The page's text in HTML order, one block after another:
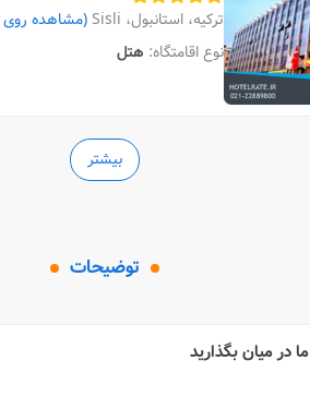
ترکیه، استانبول، Sisli
(مشاهده روی
نوع اقامتگاه: هتل
بیشتر
توضیحات
در میان بگذارید